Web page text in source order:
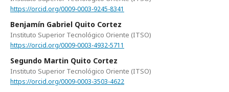
https://orcid.org/0009-0003-9245-8341
Benjamín Gabriel Quito Cortez
Instituto Superior Tecnológico Oriente (ITSO)
https://orcid.org/0009-0003-4932-5711
Segundo Martin Quito Cortez
Instituto Superior Tecnológico Oriente (ITSO)
https://orcid.org/0009-0003-3503-4622